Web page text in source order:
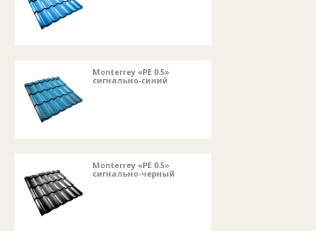
Monterrey «PE 0.5»
сигнально-синий
Monterrey «PE 0.5»
сигнально-черный